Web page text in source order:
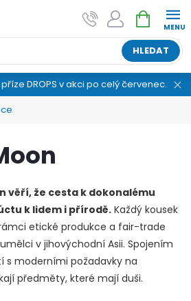
HLEDAT
NÁKUPNÍ
KOŠÍK
DROPS v akci po celý červenec.
věří, že cesta k dokonalému
k lidem i přírodě. Každý kousek
etické produkce a fair-trade
v jihovýchodní Asii. Spojením
s moderními požadavky na
předměty, které mají duši.
"pani Klubíčková" –
více než osmiletou tradicí a máme pro
než 25 tisíc produktů. Vše skladem,